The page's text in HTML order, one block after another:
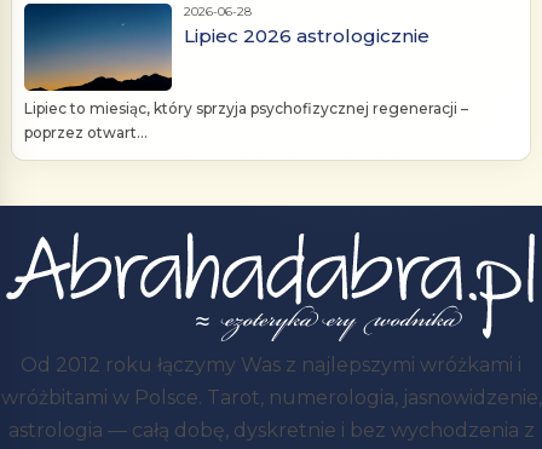
2026-06-28
Lipiec 2026 astrologicznie
Lipiec to miesiąc, który sprzyja psychofizycznej regeneracji –
poprzez otwart...
Od 2012 roku łączymy Was z najlepszymi wróżkami i
wróżbitami w Polsce. Tarot, numerologia, jasnowidzenie,
astrologia — całą dobę, dyskretnie i bez wychodzenia z